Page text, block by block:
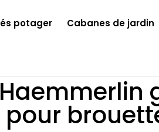
potager Cabanes de jardin